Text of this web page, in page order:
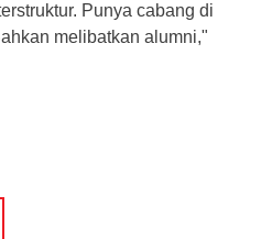
Punya cabang di
melibatkan alumni,"